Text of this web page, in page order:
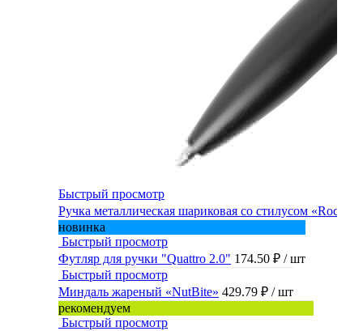
Быстрый просмотр
Ручка металлическая шариковая со стилусом «Rocky»
новинка
Быстрый просмотр
Футляр для ручки "Quattro 2.0" 174.50 ₽ / шт
Быстрый просмотр
Миндаль жареный «NutBite» 429.79 ₽ / шт
рекомендуем
Быстрый просмотр